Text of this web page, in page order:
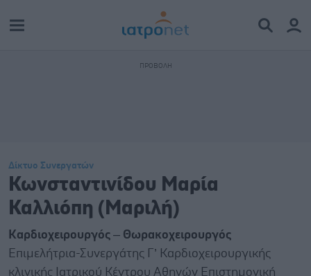
Δίκτυο Συνεργατών
Κωνσταντινίδου Μαρία
Καλλιόπη (Μαριλή)
Καρδιοχειρουργός – Θωρακοχειρουργός
Επιμελήτρια-Συνεργάτης Γ’ Καρδιοχειρουργικής
κλινικής Ιατρικού Κέντρου Αθηνών Επιστημονική